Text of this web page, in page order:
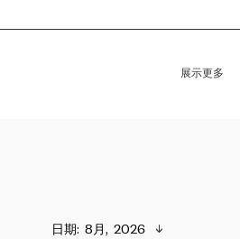
展示更多
日期: 8月,  2026